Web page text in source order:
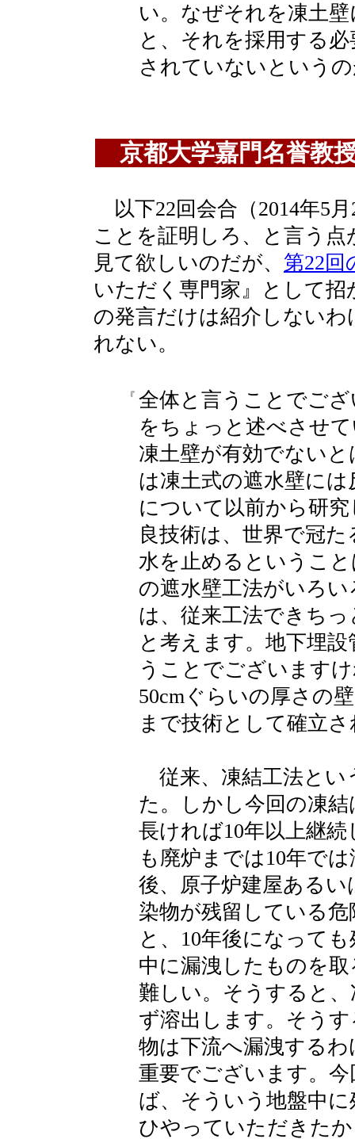
い。なぜそれを凍土
と、それを採用する
されていないという
京都大学嘉門名誉教
以下22回会合（2014年5
ことを証明しろ、と言う
見て欲しいのだが、 第22回
いただく専門家』として
の発言だけは紹介しない
れない。
『 全体と言うことでご
をちょっと述べさせ
凍土壁が有効でない
は凍土式の遮水壁に
について以前から研
良技術は、世界で冠
水を止めるというこ
の遮水壁工法がいろ
は、従来工法できち
と考えます。地下埋
うことでございます
50cmぐらいの厚さの
まで技術として確立
従来、凍結工法とい
た。しかし今回の凍
長ければ10年以上継
も廃炉までは10年で
後、原子炉建屋ある
染物が残留している
と、10年後になって
中に漏洩したものを
難しい。そうすると
ず溶出します。そう
物は下流へ漏洩する
重要でございます。
ば、そういう地盤中
ひやっていただきた